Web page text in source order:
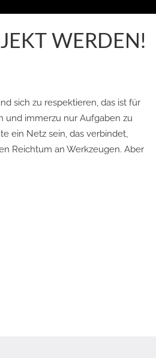
WERDEN!
sich zu respektieren, das ist für
und immerzu nur Aufgaben zu
ein Netz sein, das verbindet,
Reichtum an Werkzeugen. Aber